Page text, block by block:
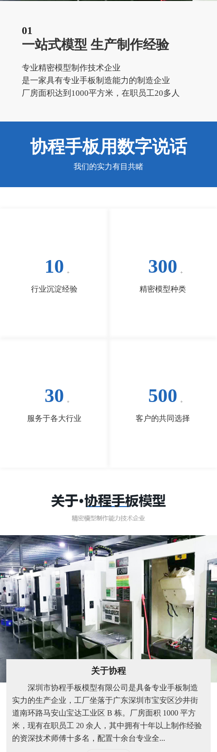
01
一站式模型 生产制作经验
专业精密模型制作技术企业
是一家具有专业手板制造能力的制造企业
厂房面积达到1000平方米，在职员工20多人
协程手板用数字说话
我们的实力有目共睹
10
行业沉淀经验
300
精密模型种类
30
服务于各大行业
500
客户的共同选择
关于协程
深圳市协程手板模型有限公司是具备专业手板制造
实力的生产企业，工厂坐落于广东深圳市宝安区沙井街
道南环路马安山宝达工业区 B 栋。厂房面积 1000 平方
米，现有在职员工 20 余人，其中拥有十年以上制作经验
的资深技术师傅十多名，配置十余台专业全...